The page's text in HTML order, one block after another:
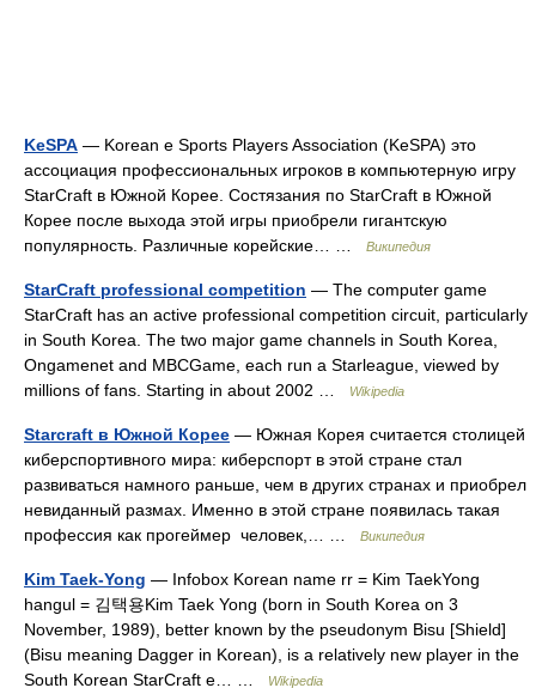
KeSPA — Korean e Sports Players Association (KeSPA) это
ассоциация профессиональных игроков в компьютерную игру
StarCraft в Южной Корее. Состязания по StarCraft в Южной
Корее после выхода этой игры приобрели гигантскую
популярность. Различные корейские… …
Википедия
StarCraft professional competition — The computer game
StarCraft has an active professional competition circuit, particularly
in South Korea. The two major game channels in South Korea,
Ongamenet and MBCGame, each run a Starleague, viewed by
millions of fans. Starting in about 2002 …
Wikipedia
Starcraft в Южной Корее — Южная Корея считается столицей
киберспортивного мира: киберспорт в этой стране стал
развиваться намного раньше, чем в других странах и приобрел
невиданный размах. Именно в этой стране появилась такая
профессия как прогеймер человек,… …
Википедия
Kim Taek-Yong — Infobox Korean name rr = Kim TaekYong
hangul = 김택용Kim Taek Yong (born in South Korea on 3
November, 1989), better known by the pseudonym Bisu [Shield]
(Bisu meaning Dagger in Korean), is a relatively new player in the
South Korean StarCraft e… …
Wikipedia